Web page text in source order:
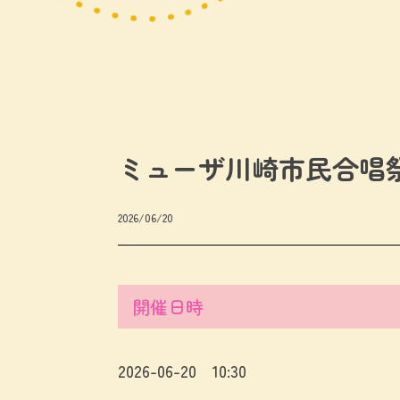
ミューザ川崎市民合唱
2026/06/20
開催日時
2026-06-20 10:30